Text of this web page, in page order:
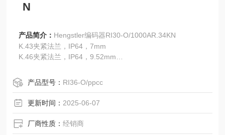
N
产品简介： Hengstler编码器RI30-O/1000AR.34KN
K.43夹紧法兰，IP64，7mm
K.46夹紧法兰，IP64，9.52mm
K.47夹紧法兰，IP64，12mm
K.76夹紧法兰，IP67，9.52mm
K.72夹紧法兰，IP67，10mm
S.41同步法兰，IP64，6mm
S.45同步法兰，IP64，6.35mm
S.71同步法兰，IP67
产品型号： RI36-O/ppcc
更新时间： 2025-06-07
厂商性质：经销商